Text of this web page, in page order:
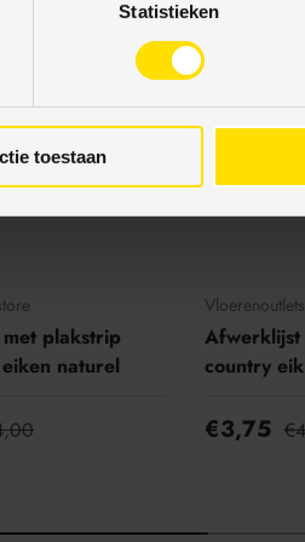
Statistieken
toestaan
plakstrip
naturel
country
€3,75